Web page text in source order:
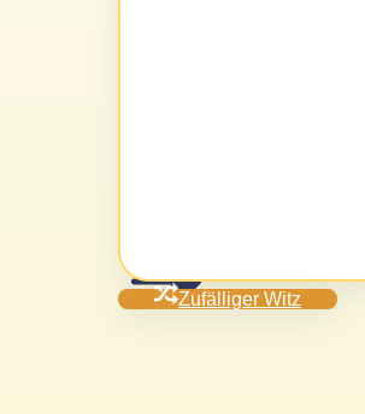
Zufälliger Witz